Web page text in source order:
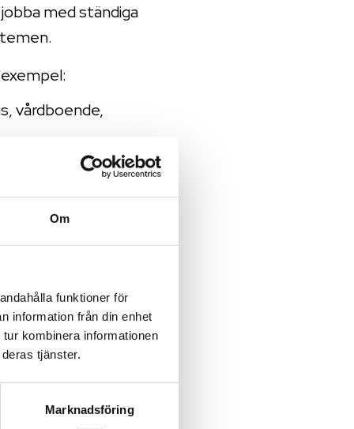
Om
funktioner för
information från din enhet
kombinera informationen
tjänster.
Marknadsföring
med ständiga
vårdboende,
och
hur de kan stötta